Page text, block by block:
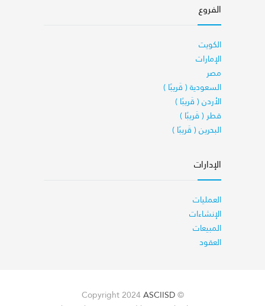
الفروع
الكويت
الإمارات
مصر
السعودية ( قَريبًا )
الأردن ( قَريبًا )
قطر ( قَريبًا )
البحرين ( قَريبًا )
الإدارات
العمليات
الإنشاءات
المبيعات
العقود
© Copyright 2024
ASCIISD